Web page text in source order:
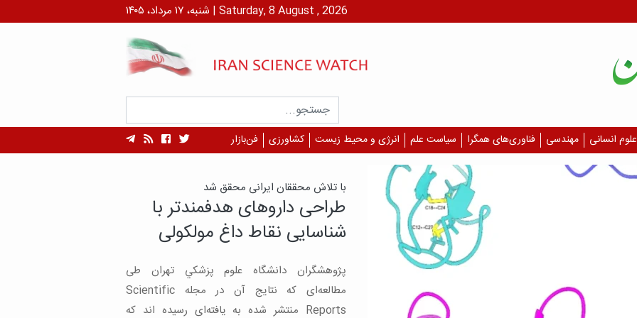
شنبه، ۱۷ مرداد، ۱۴۰۵ | Saturday, 8 August , 2026
علوم انسانی مهندسی فناوری‌های همگرا سیاست علم انرژی و محیط زیست کشاورزی فن‌بازار
یافته‌های یک مطالعه:
آسیب‌های اچ‌آی‌وی به شبکیه
چشم را با وجود بینایی جدی
بگیرید/ ابزار کنترل در دسترس
است